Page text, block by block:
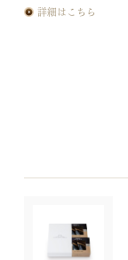
詳細はこちら